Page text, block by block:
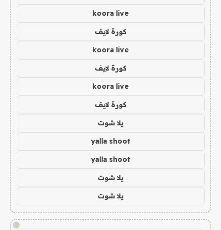
koora live
كورة لايف
koora live
كورة لايف
koora live
كورة لايف
يلا شوت
yalla shoot
yalla shoot
يلا شوت
يلا شوت
!